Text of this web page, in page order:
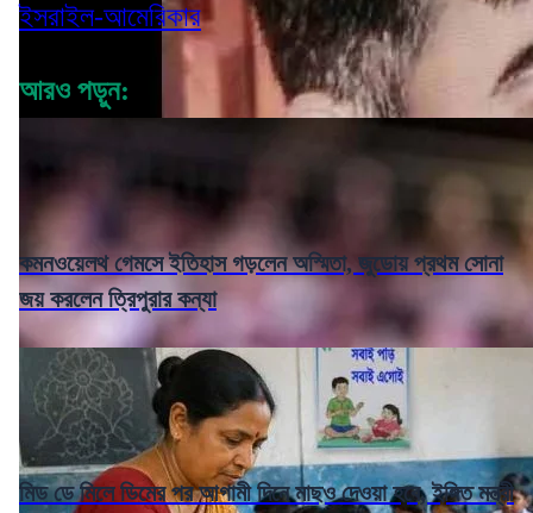
ইসরাইল-আমেরিকার
আরও পড়ুন:
কমনওয়েলথ গেমসে ইতিহাস গড়লেন অস্মিতা, জুডোয় প্রথম সোনা
জয় করলেন ত্রিপুরার কন্যা
মিড ডে মিলে ডিমের পর আগামী দিনে মাছও দেওয়া হবে, ইঙ্গিত মন্ত্রী